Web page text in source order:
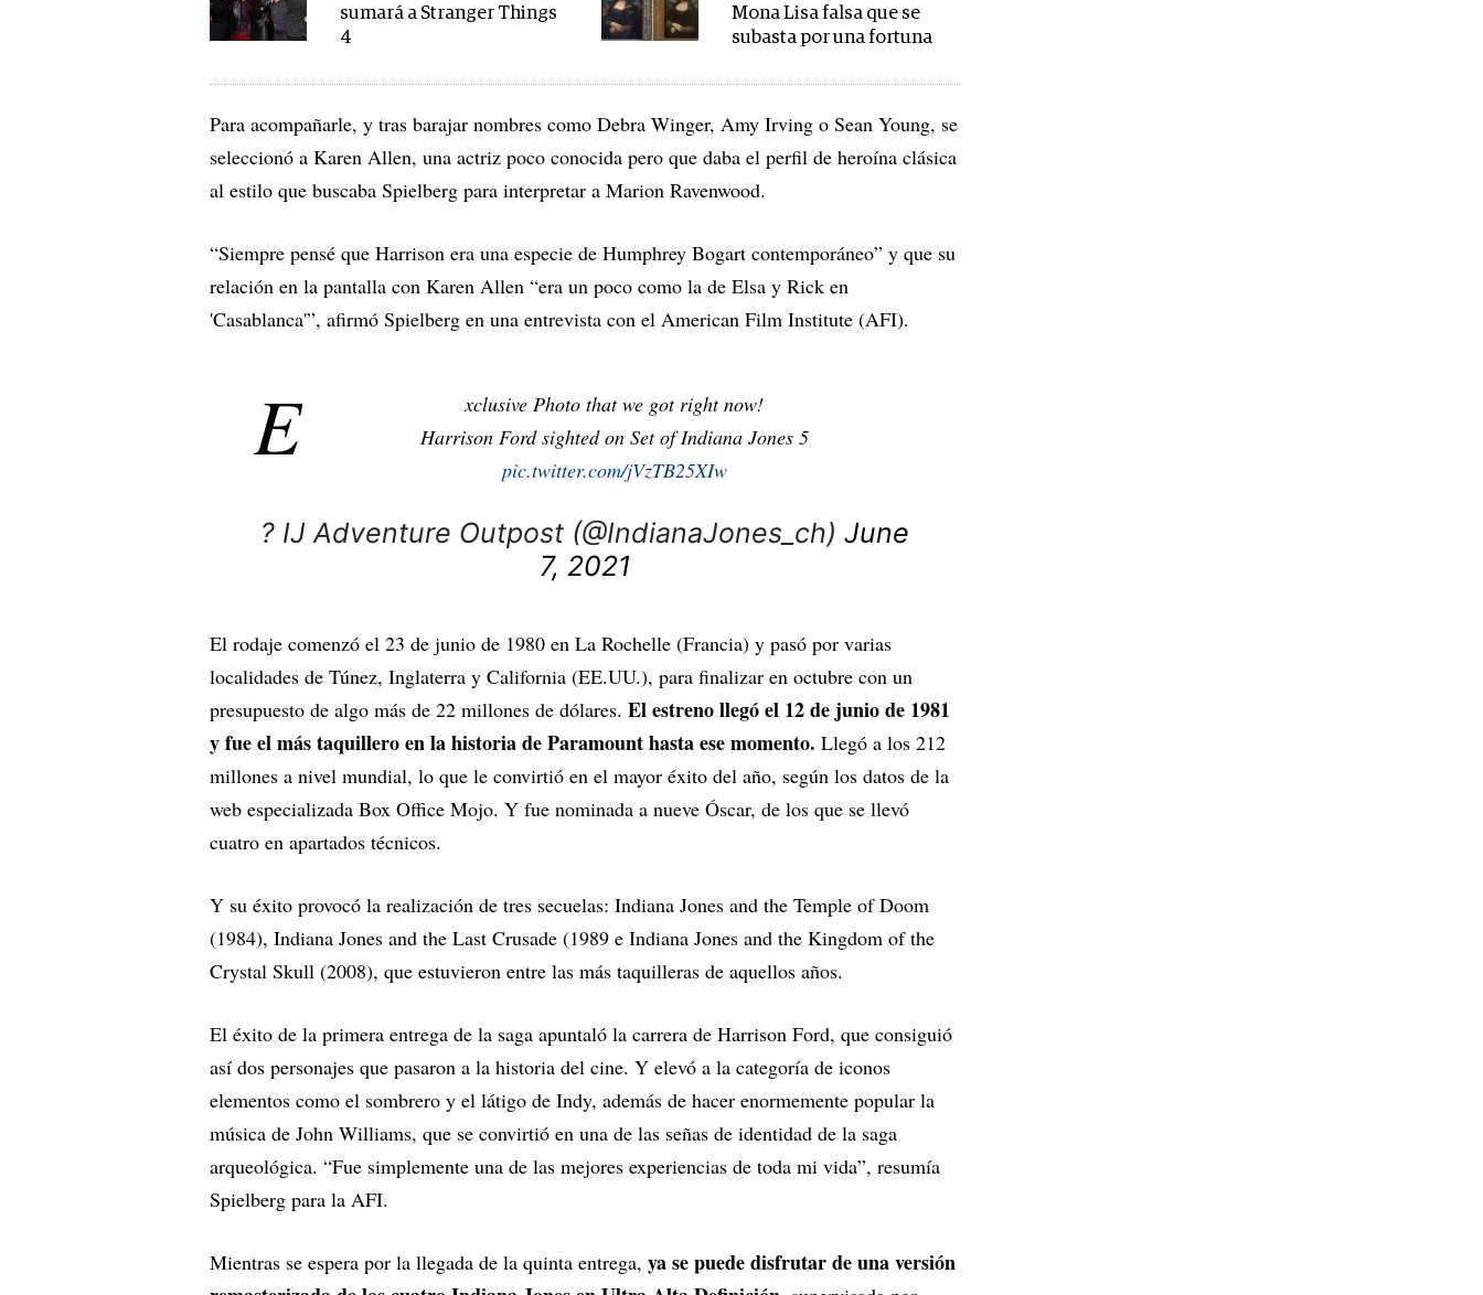
sumará a Stranger Things
4
Mona Lisa falsa que se
subasta por una fortuna
Para acompañarle, y tras barajar nombres como Debra Winger, Amy Irving o Sean Young, se
seleccionó a Karen Allen, una actriz poco conocida pero que daba el perfil de heroína clásica
al estilo que buscaba Spielberg para interpretar a Marion Ravenwood.
“Siempre pensé que Harrison era una especie de Humphrey Bogart contemporáneo” y que su
relación en la pantalla con Karen Allen “era un poco como la de Elsa y Rick en
'Casablanca'”, afirmó Spielberg en una entrevista con el American Film Institute (AFI).
E
xclusive Photo that we got right now!
Harrison Ford sighted on Set of Indiana Jones 5
pic.twitter.com/jVzTB25XIw
? IJ Adventure Outpost (@IndianaJones_ch) June
7, 2021
El rodaje comenzó el 23 de junio de 1980 en La Rochelle (Francia) y pasó por varias
localidades de Túnez, Inglaterra y California (EE.UU.), para finalizar en octubre con un
presupuesto de algo más de 22 millones de dólares. El estreno llegó el 12 de junio de 1981
y fue el más taquillero en la historia de Paramount hasta ese momento. Llegó a los 212
millones a nivel mundial, lo que le convirtió en el mayor éxito del año, según los datos de la
web especializada Box Office Mojo. Y fue nominada a nueve Óscar, de los que se llevó
cuatro en apartados técnicos.
Y su éxito provocó la realización de tres secuelas: Indiana Jones and the Temple of Doom
(1984), Indiana Jones and the Last Crusade (1989 e Indiana Jones and the Kingdom of the
Crystal Skull (2008), que estuvieron entre las más taquilleras de aquellos años.
El éxito de la primera entrega de la saga apuntaló la carrera de Harrison Ford, que consiguió
así dos personajes que pasaron a la historia del cine. Y elevó a la categoría de iconos
elementos como el sombrero y el látigo de Indy, además de hacer enormemente popular la
música de John Williams, que se convirtió en una de las señas de identidad de la saga
arqueológica. “Fue simplemente una de las mejores experiencias de toda mi vida”, resumía
Spielberg para la AFI.
Mientras se espera por la llegada de la quinta entrega, ya se puede disfrutar de una versión